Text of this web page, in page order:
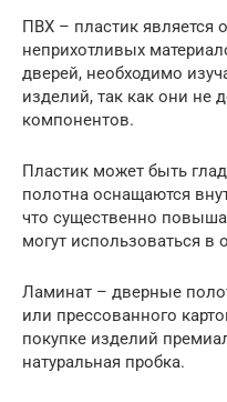
ПВХ – пластик является
неприхотливых
дверей, необходимо
изделий, так как они не
компонентов.
Пластик может быть
полотна оснащаются
что существенно
могут использоваться в
Ламинат – дверные
или прессованного
покупке изделий
натуральная пробка.